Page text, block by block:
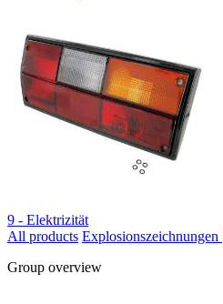
9 - Elektrizität
All products Explosionszeichnungen
Group overview